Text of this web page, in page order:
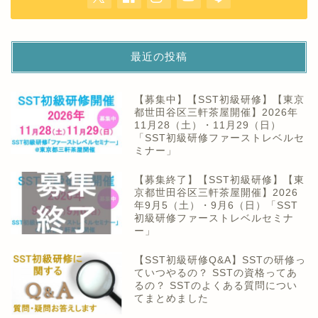
最近の投稿
【募集中】【SST初級研修】【東京
都世田谷区三軒茶屋開催】2026年
11月28（土）・11月29（日）
「SST初級研修ファーストレベルセ
ミナー」
【募集終了】【SST初級研修】【東
京都世田谷区三軒茶屋開催】2026
年9月5（土）・9月6（日）「SST
初級研修ファーストレベルセミナ
ー」
【SST初級研修Q&A】SSTの研修っ
ていつやるの？ SSTの資格ってあ
るの？ SSTのよくある質問につい
てまとめました